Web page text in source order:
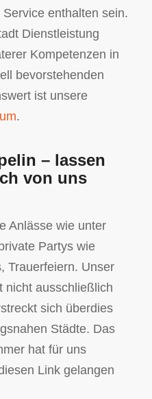
enthalten sein.
Dienstleistung
Kompetenzen in
bevorstehenden
ist unsere
.
– lassen
von uns
Anlässe wie unter
Partys wie
Trauerfeiern. Unser
nicht ausschließlich
sich überdies
Städte. Das
hat für uns
Link gelangen